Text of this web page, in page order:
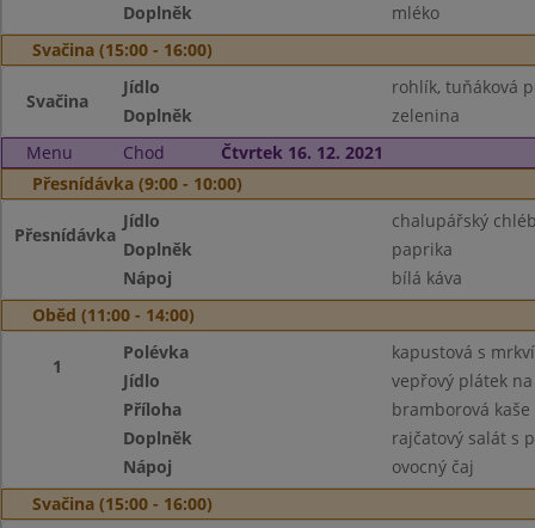
Doplněk
mléko
Svačina (15:00 - 16:00)
Svačina
Jídlo
rohlík, tuňáková
Doplněk
zelenina
Menu
Chod
Čtvrtek 16. 12. 2021
Přesnídávka (9:00 - 10:00)
Přesnídávka
Jídlo
chalupářský
Doplněk
paprika
Nápoj
bílá káva
Oběd (11:00 - 14:00)
1
Polévka
kapustová s
Jídlo
vepřový plátek
Příloha
bramborová kaše
Doplněk
rajčatový salát s
Nápoj
ovocný čaj
Svačina (15:00 - 16:00)